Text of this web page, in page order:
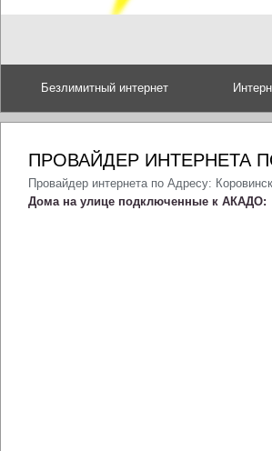
Безлимитный интернет
ПРОВАЙДЕР ИНТЕРНЕТА
Провайдер интернета по Адресу:
Дома на улице подключенные к АКАДО: